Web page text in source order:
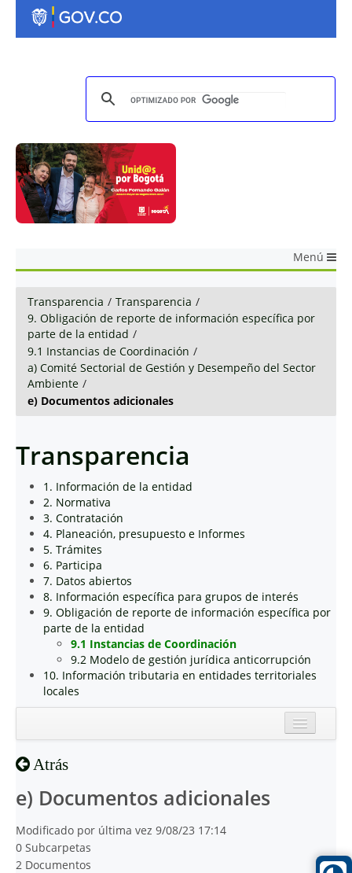
Menú
Transparencia / Transparencia /
9. Obligación de reporte de información específica por
parte de la entidad /
9.1 Instancias de Coordinación /
a) Comité Sectorial de Gestión y Desempeño del Sector
Ambiente /
e) Documentos adicionales
Transparencia
1. Información de la entidad
2. Normativa
3. Contratación
4. Planeación, presupuesto e Informes
5. Trámites
6. Participa
7. Datos abiertos
8. Información específica para grupos de interés
9. Obligación de reporte de información específica por
parte de la entidad
9.1 Instancias de Coordinación
9.2 Modelo de gestión jurídica anticorrupción
10. Información tributaria en entidades territoriales
locales
Atrás
e) Documentos adicionales
Modificado por última vez 9/08/23 17:14
0 Subcarpetas
2 Documentos